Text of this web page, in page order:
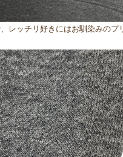
レッチリ好きにはお馴染みのプ